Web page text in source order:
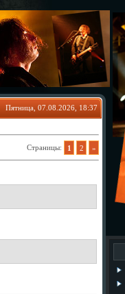
Пятница, 07.08.2026, 18:37
Страницы: 1 2 »